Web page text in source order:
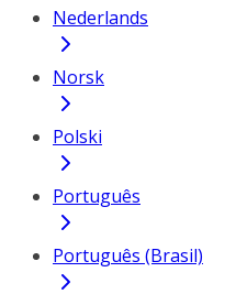
Nederlands
Norsk
Polski
Português
Português (Brasil)